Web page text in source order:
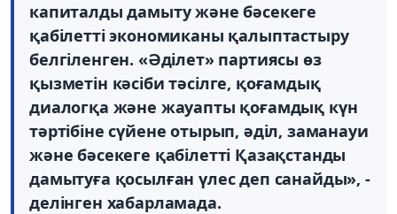
капиталды дамыту және бәсекеге
қабілетті экономиканы қалыптастыру
белгіленген. «Әділет» партиясы өз
қызметін кәсіби тәсілге, қоғамдық
диалогқа және жауапты қоғамдық күн
тәртібіне сүйене отырып, әділ, заманауи
және бәсекеге қабілетті Қазақстанды
дамытуға қосылған үлес деп санайды», -
делінген хабарламада.